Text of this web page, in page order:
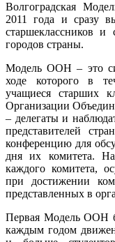
Волгоградская
2011 года и сразу
старшеклассников и
городов страны.
Модель ООН – это
ходе которого в
учащиеся старших
Организации
– делегаты и
представителей
конференцию для
дня их комитета.
каждого комитета,
при достижении
представленных в
Первая Модель ООН
каждым годом